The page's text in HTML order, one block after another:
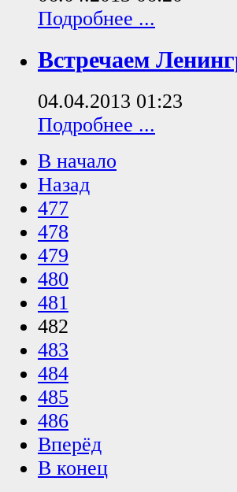
Подробнее ...
Встречаем
04.04.2013 01:23
Подробнее ...
В начало
Назад
477
478
479
480
481
482
483
484
485
486
Вперёд
В конец